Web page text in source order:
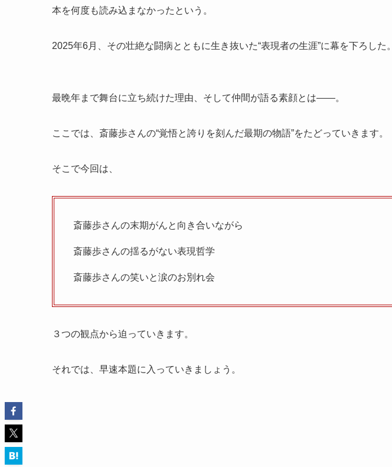
本を何度も読み込まなかったという。
2025年6月、その壮絶な闘病とともに生き抜いた“表現者の生涯”に幕を下ろした。
最晩年まで舞台に立ち続けた理由、そして仲間が語る素顔とは――。
ここでは、斎藤歩さんの“覚悟と誇りを刻んだ最期の物語”をたどっていきます。
そこで今回は、
斎藤歩さんの末期がんと向き合いながら
斎藤歩さんの揺るがない表現哲学
斎藤歩さんの笑いと涙のお別れ会
３つの観点から迫っていきます。
それでは、早速本題に入っていきましょう。